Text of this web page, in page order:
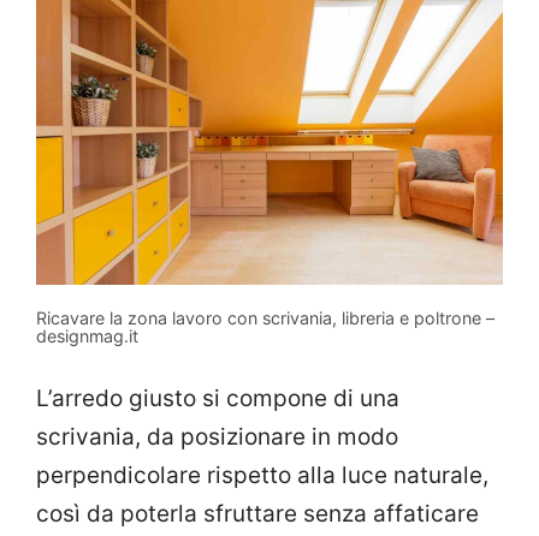
Ricavare la zona lavoro con scrivania, libreria e poltrone –
designmag.it
L’arredo giusto si compone di una
scrivania, da posizionare in modo
perpendicolare rispetto alla luce naturale,
così da poterla sfruttare senza affaticare